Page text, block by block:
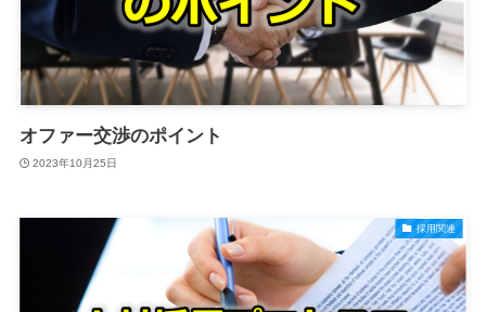
オファー交渉のポイント
2023年10月25日
採用関連